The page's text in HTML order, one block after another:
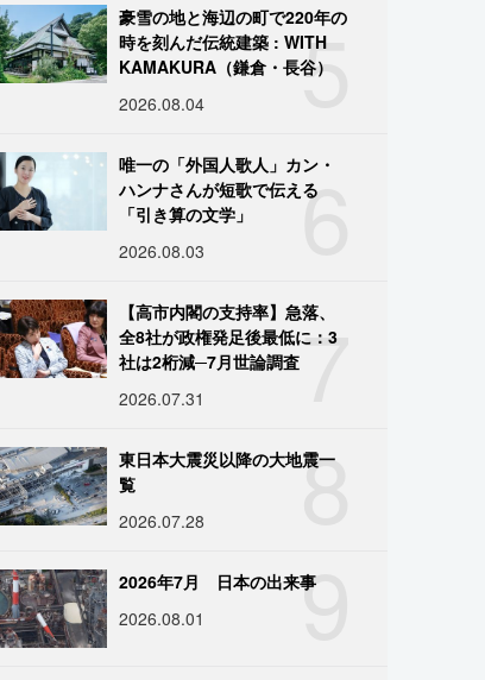
5
豪雪の地と海辺の町で220年の
時を刻んだ伝統建築 : WITH
KAMAKURA（鎌倉・長谷）
2026.08.04
6
唯一の「外国人歌人」カン・
ハンナさんが短歌で伝える
「引き算の文学」
2026.08.03
7
【高市内閣の支持率】急落、
全8社が政権発足後最低に：3
社は2桁減─7月世論調査
2026.07.31
8
東日本大震災以降の大地震一
覧
2026.07.28
9
2026年7月 日本の出来事
2026.08.01